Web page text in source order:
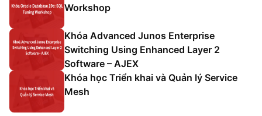
Workshop
Khóa Advanced Junos Enterprise
Switching Using Enhanced Layer 2
Software – AJEX
Khóa học Triển khai và Quản lý Service
Mesh